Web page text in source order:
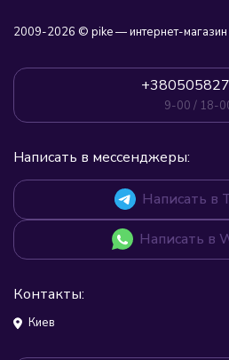
2009-2026 © pike — интернет-
9-00 / 18-
Написать в мессенджеры:
Написать в
Написать в
Контакты:
Киев